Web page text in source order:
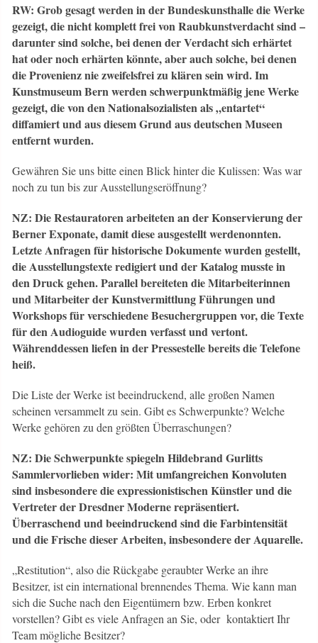
RW: Grob gesagt werden in der Bundeskunsthalle die Werke
gezeigt, die nicht komplett frei von Raubkunstverdacht sind –
darunter sind solche, bei denen der Verdacht sich erhärtet
hat oder noch erhärten könnte, aber auch solche, bei denen
die Provenienz nie zweifelsfrei zu klären sein wird. Im
Kunstmuseum Bern werden schwerpunktmäßig jene Werke
gezeigt, die von den Nationalsozialisten als „entartet“
diffamiert und aus diesem Grund aus deutschen Museen
entfernt wurden.
Gewähren Sie uns bitte einen Blick hinter die Kulissen: Was war
noch zu tun bis zur Ausstellungseröffnung?
NZ: Die Restauratoren arbeiteten an der Konservierung der
Berner Exponate, damit diese ausgestellt werdenonnten.
Letzte Anfragen für historische Dokumente wurden gestellt,
die Ausstellungstexte redigiert und der Katalog musste in
den Druck gehen. Parallel bereiteten die Mitarbeiterinnen
und Mitarbeiter der Kunstvermittlung Führungen und
Workshops für verschiedene Besuchergruppen vor, die Texte
für den Audioguide wurden verfasst und vertont.
Währenddessen liefen in der Pressestelle bereits die Telefone
heiß.
Die Liste der Werke ist beeindruckend, alle großen Namen
scheinen versammelt zu sein. Gibt es Schwerpunkte? Welche
Werke gehören zu den größten Überraschungen?
NZ: Die Schwerpunkte spiegeln Hildebrand Gurlitts
Sammlervorlieben wider: Mit umfangreichen Konvoluten
sind insbesondere die expressionistischen Künstler und die
Vertreter der Dresdner Moderne repräsentiert.
Überraschend und beeindruckend sind die Farbintensität
und die Frische dieser Arbeiten, insbesondere der Aquarelle.
„Restitution“, also die Rückgabe geraubter Werke an ihre
Besitzer, ist ein international brennendes Thema. Wie kann man
sich die Suche nach den Eigentümern bzw. Erben konkret
vorstellen? Gibt es viele Anfragen an Sie, oder kontaktiert Ihr
Team mögliche Besitzer?